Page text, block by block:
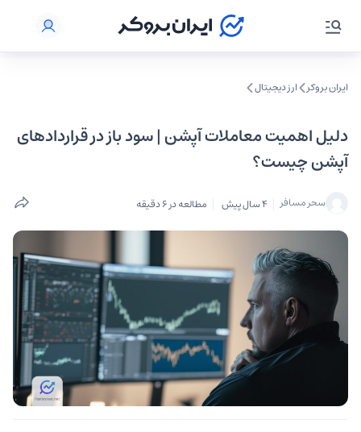
ایران بروکر ارز دیجیتال
دلیل اهمیت معاملات آپشن | سود باز در قراردادهای
آپشن چیست؟
سحر مسافر 4 سال پیش مطالعه در 6 دقیقه